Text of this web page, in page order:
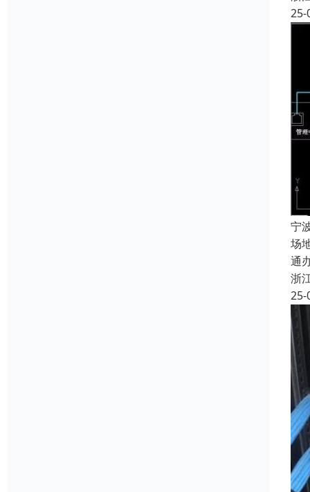
25-
宁
场
通
浙
25-